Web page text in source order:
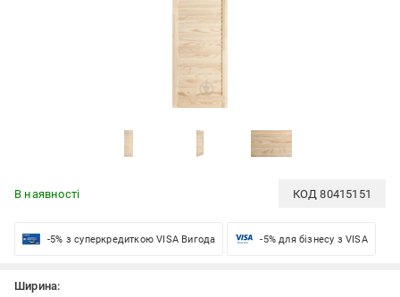
В наявності КОД80415151
-5% з суперкредиткою VISA Вигода -5% для бізнесу з VISA
Ширина: